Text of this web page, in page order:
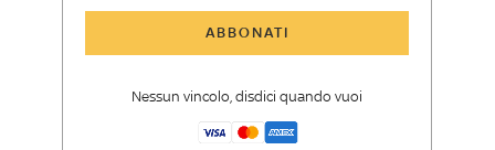
ABBONATI
Nessun vincolo, disdici quando vuoi